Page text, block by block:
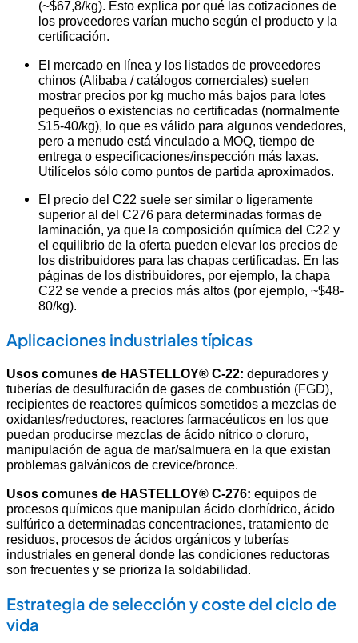
(~$67,8/kg). Esto explica por qué las cotizaciones de
los proveedores varían mucho según el producto y la
certificación.
El mercado en línea y los listados de proveedores
chinos (Alibaba / catálogos comerciales) suelen
mostrar precios por kg mucho más bajos para lotes
pequeños o existencias no certificadas (normalmente
$15-40/kg), lo que es válido para algunos vendedores,
pero a menudo está vinculado a MOQ, tiempo de
entrega o especificaciones/inspección más laxas.
Utilícelos sólo como puntos de partida aproximados.
El precio del C22 suele ser similar o ligeramente
superior al del C276 para determinadas formas de
laminación, ya que la composición química del C22 y
el equilibrio de la oferta pueden elevar los precios de
los distribuidores para las chapas certificadas. En las
páginas de los distribuidores, por ejemplo, la chapa
C22 se vende a precios más altos (por ejemplo, ~$48-
80/kg).
Aplicaciones industriales típicas
Usos comunes de HASTELLOY® C-22: depuradores y
tuberías de desulfuración de gases de combustión (FGD),
recipientes de reactores químicos sometidos a mezclas de
oxidantes/reductores, reactores farmacéuticos en los que
puedan producirse mezclas de ácido nítrico o cloruro,
manipulación de agua de mar/salmuera en la que existan
problemas galvánicos de crevice/bronce.
Usos comunes de HASTELLOY® C-276: equipos de
procesos químicos que manipulan ácido clorhídrico, ácido
sulfúrico a determinadas concentraciones, tratamiento de
residuos, procesos de ácidos orgánicos y tuberías
industriales en general donde las condiciones reductoras
son frecuentes y se prioriza la soldabilidad.
Estrategia de selección y coste del ciclo de
vida